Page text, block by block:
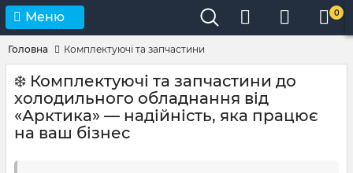
Меню 0
Головна Комплектуючі та запчастини
❄️ Комплектуючі та запчастини до
холодильного обладнання від
«Арктика» — надійність, яка працює
на ваш бізнес